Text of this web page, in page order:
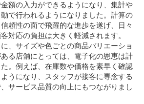
額の入力ができるようになり、集計や
で行われるようになりました。計算の
頼性の面で飛躍的な進歩を遂げ、日々
対応の負担は大きく軽減されます。
、サイズや色ごとの商品バリエーショ
る店舗にとっては、電子化の恩恵は計
。例えば、在庫数や価格を素早く確認
うになり、スタッフが接客に専念する
サービス品質の向上にもつながりまし